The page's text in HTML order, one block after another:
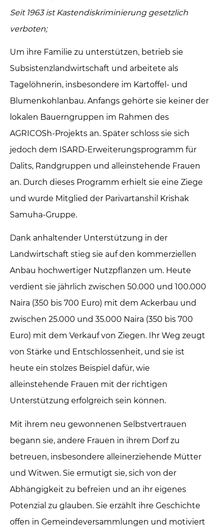
Seit 1963 ist Kastendiskriminierung gesetzlich
verboten;
Um ihre Familie zu unterstützen, betrieb sie
Subsistenzlandwirtschaft und arbeitete als
Tagelöhnerin, insbesondere im Kartoffel- und
Blumenkohlanbau. Anfangs gehörte sie keiner der
lokalen Bauerngruppen im Rahmen des
AGRICOSh-Projekts an. Später schloss sie sich
jedoch dem ISARD-Erweiterungsprogramm für
Dalits, Randgruppen und alleinstehende Frauen
an. Durch dieses Programm erhielt sie eine Ziege
und wurde Mitglied der Parivartanshil Krishak
Samuha-Gruppe.
Dank anhaltender Unterstützung in der
Landwirtschaft stieg sie auf den kommerziellen
Anbau hochwertiger Nutzpflanzen um. Heute
verdient sie jährlich zwischen 50.000 und 100.000
Naira (350 bis 700 Euro) mit dem Ackerbau und
zwischen 25.000 und 35.000 Naira (350 bis 700
Euro) mit dem Verkauf von Ziegen. Ihr Weg zeugt
von Stärke und Entschlossenheit, und sie ist
heute ein stolzes Beispiel dafür, wie
alleinstehende Frauen mit der richtigen
Unterstützung erfolgreich sein können.
Mit ihrem neu gewonnenen Selbstvertrauen
begann sie, andere Frauen in ihrem Dorf zu
betreuen, insbesondere alleinerziehende Mütter
und Witwen. Sie ermutigt sie, sich von der
Abhängigkeit zu befreien und an ihr eigenes
Potenzial zu glauben. Sie erzählt ihre Geschichte
offen in Gemeindeversammlungen und motiviert